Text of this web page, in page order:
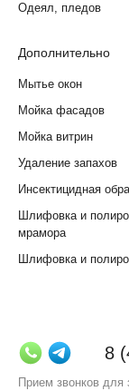
8
Прием звонков для
Одеял, пледов
Дополнительно
Мытье окон
Мойка фасадов
Мойка витрин
Удаление запахов
Инсектицидная
Шлифовка и
мрамора
Шлифовка и